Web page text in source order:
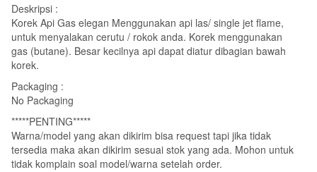
Deskripsi :
Korek Api Gas elegan Menggunakan api las/ single jet flame,
untuk menyalakan cerutu / rokok anda. Korek menggunakan
gas (butane). Besar kecilnya api dapat diatur dibagian bawah
korek.
Packaging :
No Packaging
*****PENTING*****
Warna/model yang akan dikirim bisa request tapi jika tidak
tersedia maka akan dikirim sesuai stok yang ada. Mohon untuk
tidak komplain soal model/warna setelah order.